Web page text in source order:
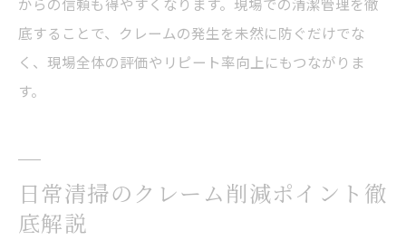
底することで、クレームの発生を未然に防ぐだけでな
く、現場全体の評価やリピート率向上にもつながりま
す。
日常清掃のクレーム削減ポイント徹
底解説